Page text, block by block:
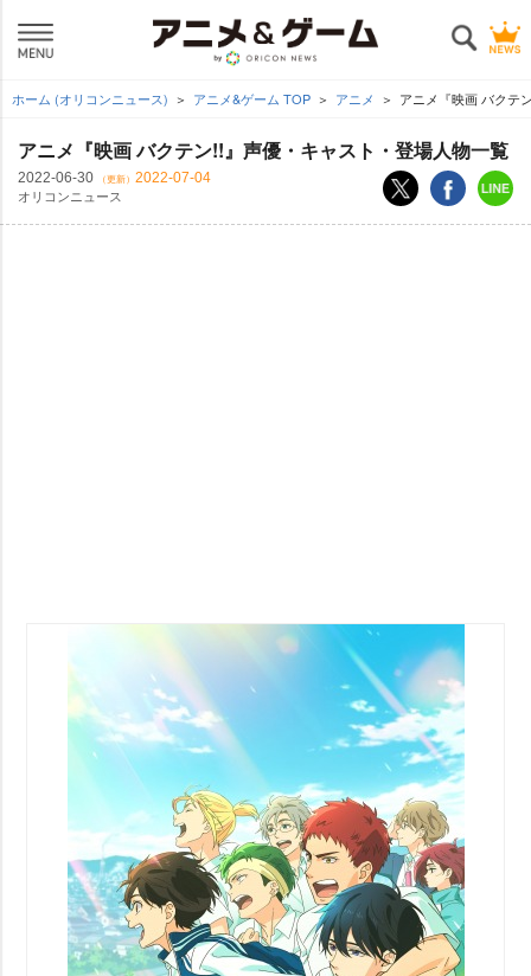
ホーム (オリコンニュース) アニメ&ゲーム TOP アニメ アニメ『映画 バクテ
アニメ『映画 バクテン!!』声優・キャスト・登場人物一覧
2022-06-30 （更新） 2022-07-04
オリコンニュース